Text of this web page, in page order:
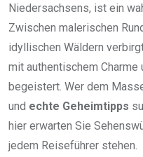
Niedersachsens, ist ein
Zwischen malerischen
idyllischen Wäldern
mit authentischem Charme
begeistert. Wer dem
und echte Geheimtipps
hier erwarten Sie
jedem Reiseführer stehen.